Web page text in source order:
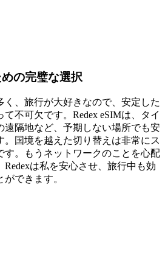
の完璧な選択
く、旅行が大好きなので、安定した
不可欠です。Redex eSIMは、タイ
遠隔地など、予期しない場所でも安
。国境を越えた切り替えは非常にス
す。もうネットワークのことを心配
は私を安心させ、旅行中も効
できます。